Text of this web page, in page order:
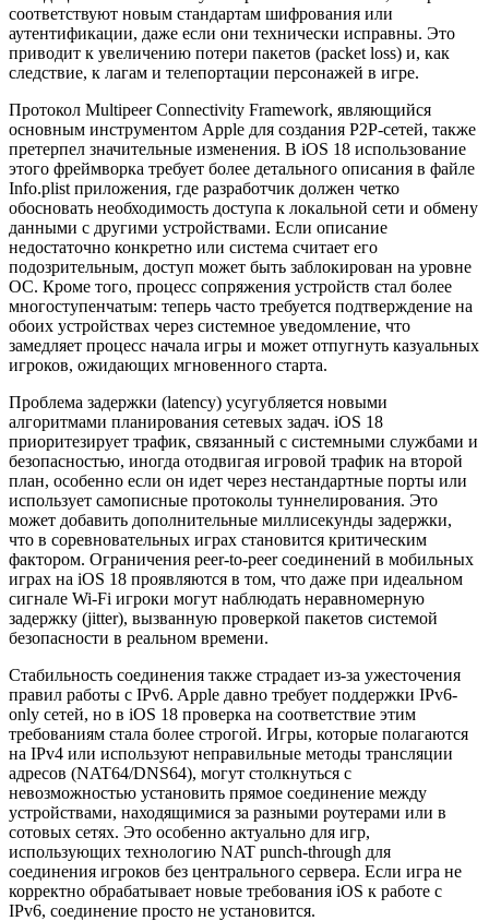
соответствуют новым стандартам шифрования или
аутентификации, даже если они технически исправны. Это
приводит к увеличению потери пакетов (packet loss) и, как
следствие, к лагам и телепортации персонажей в игре.
Протокол Multipeer Connectivity Framework, являющийся
основным инструментом Apple для создания P2P-сетей, также
претерпел значительные изменения. В iOS 18 использование
этого фреймворка требует более детального описания в файле
Info.plist приложения, где разработчик должен четко
обосновать необходимость доступа к локальной сети и обмену
данными с другими устройствами. Если описание
недостаточно конкретно или система считает его
подозрительным, доступ может быть заблокирован на уровне
ОС. Кроме того, процесс сопряжения устройств стал более
многоступенчатым: теперь часто требуется подтверждение на
обоих устройствах через системное уведомление, что
замедляет процесс начала игры и может отпугнуть казуальных
игроков, ожидающих мгновенного старта.
Проблема задержки (latency) усугубляется новыми
алгоритмами планирования сетевых задач. iOS 18
приоритезирует трафик, связанный с системными службами и
безопасностью, иногда отодвигая игровой трафик на второй
план, особенно если он идет через нестандартные порты или
использует самописные протоколы туннелирования. Это
может добавить дополнительные миллисекунды задержки,
что в соревновательных играх становится критическим
фактором. Ограничения peer-to-peer соединений в мобильных
играх на iOS 18 проявляются в том, что даже при идеальном
сигнале Wi-Fi игроки могут наблюдать неравномерную
задержку (jitter), вызванную проверкой пакетов системой
безопасности в реальном времени.
Стабильность соединения также страдает из-за ужесточения
правил работы с IPv6. Apple давно требует поддержки IPv6-
only сетей, но в iOS 18 проверка на соответствие этим
требованиям стала более строгой. Игры, которые полагаются
на IPv4 или используют неправильные методы трансляции
адресов (NAT64/DNS64), могут столкнуться с
невозможностью установить прямое соединение между
устройствами, находящимися за разными роутерами или в
сотовых сетях. Это особенно актуально для игр,
использующих технологию NAT punch-through для
соединения игроков без центрального сервера. Если игра не
корректно обрабатывает новые требования iOS к работе с
IPv6, соединение просто не установится.